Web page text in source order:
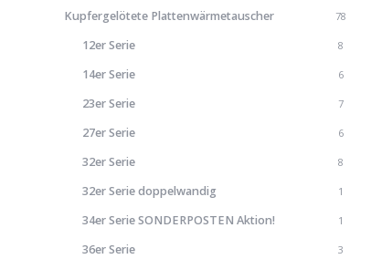
Kupfergelötete Plattenwärmetauscher 78
12er Serie 8
14er Serie 6
23er Serie 7
27er Serie 6
32er Serie 8
32er Serie doppelwandig 1
34er Serie SONDERPOSTEN Aktion! 1
36er Serie 3